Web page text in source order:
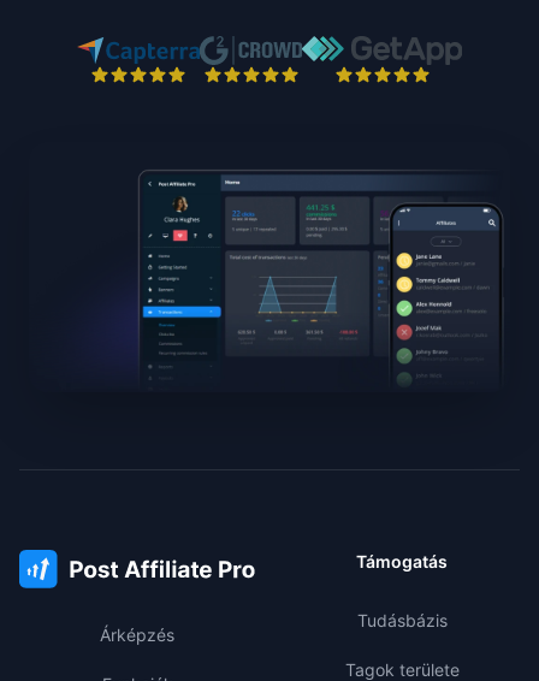
Árképzés
Támogatás
Tudásbázis
Tagok területe